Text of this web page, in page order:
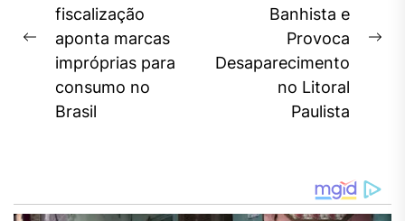
Post
Previous
post:
fiscalização
aponta marcas
impróprias para
consumo no
Brasil
Banhista e
Provoca
Desaparecimento
no Litoral
Paulista